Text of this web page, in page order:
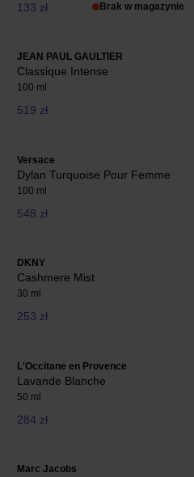
133 zł Brak w magazynie
JEAN PAUL GAULTIER
Classique Intense
100 ml
519 zł
Versace
Dylan Turquoise Pour Femme
100 ml
548 zł
DKNY
Cashmere Mist
30 ml
253 zł
L'Occitane en Provence
Lavande Blanche
50 ml
284 zł
Marc Jacobs